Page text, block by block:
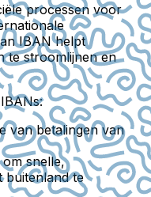
processen voor
IBAN helpt
te stroomlijnen en
van betalingen van
snelle,
buitenland te